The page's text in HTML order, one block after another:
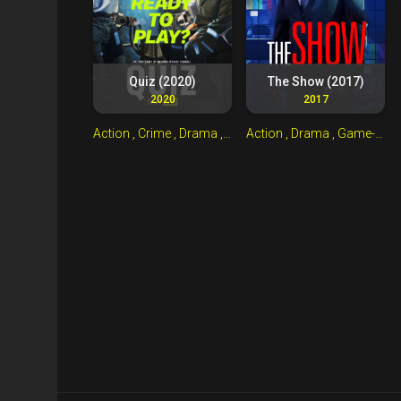
Quiz (2020)
2020
Action , Crime , Drama , History
The Show (2017)
2017
Action , Drama , Game-Show